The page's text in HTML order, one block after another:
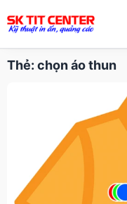
Thẻ: chọn áo thun